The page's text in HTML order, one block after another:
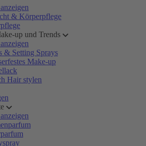
& Körperpflege
up und Trends
& Setting Sprays
Make-up
Hair stylen